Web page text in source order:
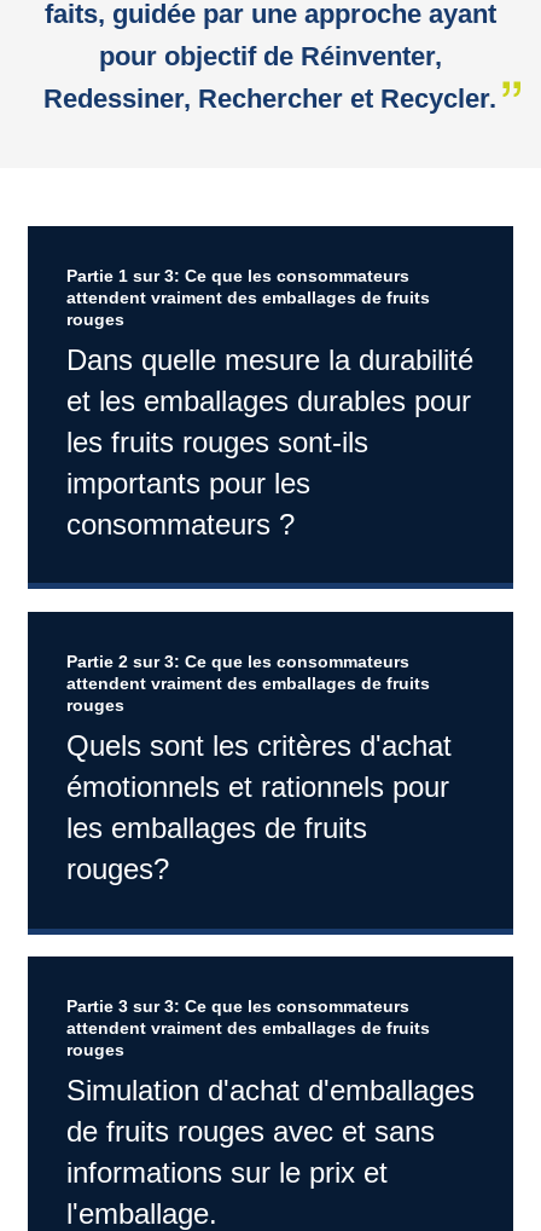
faits, guidée par une approche ayant
pour objectif de Réinventer,
Redessiner, Rechercher et Recycler.
Partie 1 sur 3: Ce que les consommateurs
attendent vraiment des emballages de fruits
rouges
Dans quelle mesure la durabilité
et les emballages durables pour
les fruits rouges sont-ils
importants pour les
consommateurs ?
Partie 2 sur 3: Ce que les consommateurs
attendent vraiment des emballages de fruits
rouges
Quels sont les critères d'achat
émotionnels et rationnels pour
les emballages de fruits
rouges?
Partie 3 sur 3: Ce que les consommateurs
attendent vraiment des emballages de fruits
rouges
Simulation d'achat d'emballages
de fruits rouges avec et sans
informations sur le prix et
l'emballage.